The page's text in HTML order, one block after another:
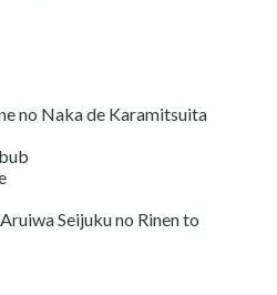
no Naka de Karamitsuita
Seijuku no Rinen to